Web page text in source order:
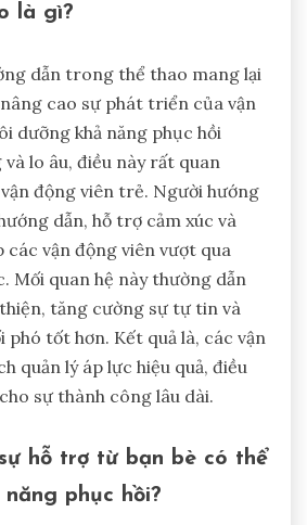
là gì?
dẫn trong thể thao mang lại
cao sự phát triển của vận
dưỡng khả năng phục hồi
lo âu, điều này rất quan
động viên trẻ. Người hướng
dẫn, hỗ trợ cảm xúc và
vận động viên vượt qua
Mối quan hệ này thường dẫn
tăng cường sự tự tin và
phó tốt hơn. Kết quả là, các vận
quản lý áp lực hiệu quả, điều
sự thành công lâu dài.
hỗ trợ từ bạn bè có thể
phục hồi?